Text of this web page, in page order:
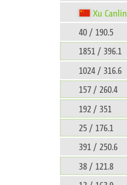
Xu Canlin
40 / 190.5
1851 / 396.1
1024 / 316.6
157 / 260.4
192 / 351
25 / 176.1
391 / 250.6
38 / 121.8